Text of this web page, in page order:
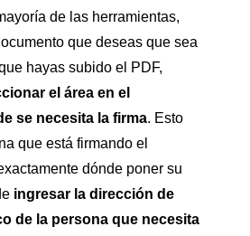
de las herramientas,
que deseas que sea
hayas subido el PDF,
el área en el
se necesita la firma. Esto
que está firmando el
dónde poner su
ingresar la dirección de
de la persona que necesita